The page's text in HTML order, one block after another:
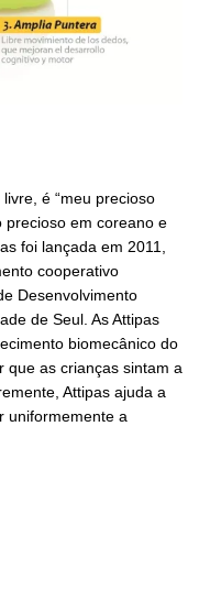
é “meu precioso
precioso em coreano e
foi lançada em 2011,
cooperativo
Desenvolvimento
de Seul. As Attipas
biomecânico do
que as crianças sintam a
Attipas ajuda a
uniformemente a